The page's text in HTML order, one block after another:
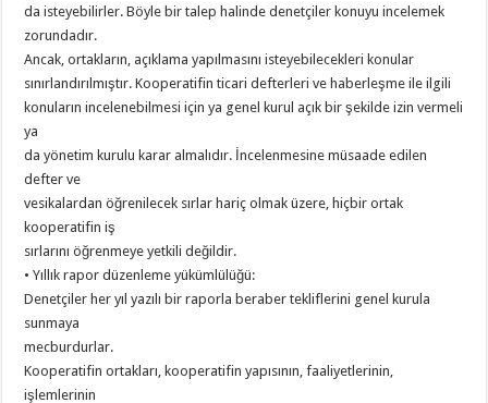
da isteyebilirler. Böyle bir talep halinde denetçiler konuyu incelemek
zorundadır.
Ancak, ortakların, açıklama yapılmasını isteyebilecekleri konular
sınırlandırılmıştır. Kooperatifin ticari defterleri ve haberleşme ile ilgili
konuların incelenebilmesi için ya genel kurul açık bir şekilde izin vermeli
ya
da yönetim kurulu karar almalıdır. İncelenmesine müsaade edilen
defter ve
vesikalardan öğrenilecek sırlar hariç olmak üzere, hiçbir ortak
kooperatifin iş
sırlarını öğrenmeye yetkili değildir.
• Yıllık rapor düzenleme yükümlülüğü:
Denetçiler her yıl yazılı bir raporla beraber tekliflerini genel kurula
sunmaya
mecburdurlar.
Kooperatifin ortakları, kooperatifin yapısının, faaliyetlerinin,
işlemlerinin